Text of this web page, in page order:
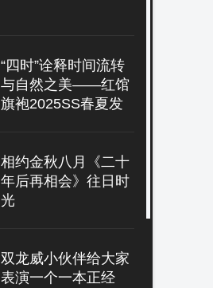
“四时”诠释时间流转
与自然之美——红馆
旗袍2025SS春夏发
相约金秋八月《二十
年后再相会》往日时
光
双龙威小伙伴给大家
表演一个一本正经